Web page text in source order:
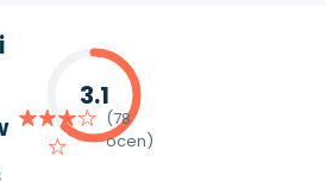
3.1
(78
ocen)